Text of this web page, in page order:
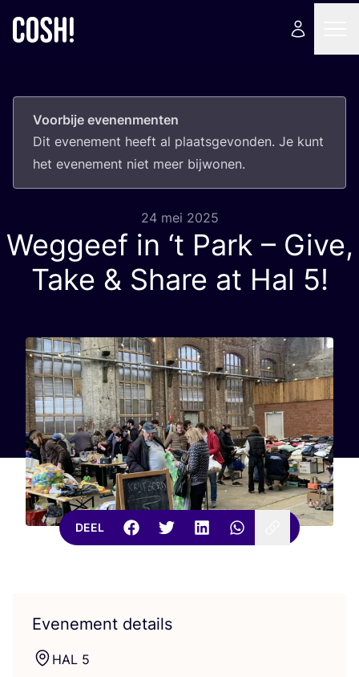
Voorbije evenenmenten
Dit eve­ne­ment heeft al plaats­ge­von­den. Je kunt
het eve­ne­ment niet meer bijwonen.
24 mei 2025
Weggeef in ‘t Park – Give,
Take &Share at Hal 5!
DEEL
Evenement details
HAL 5